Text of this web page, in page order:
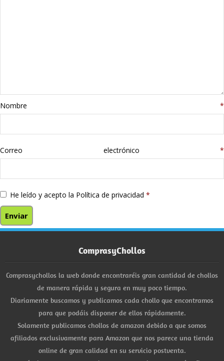
libros
Nombre *
Correo electrónico *
He leído y acepto la Política de privacidad *
ComprasyChollos
Comprasychollos la web donde encontraréis gran cantidad de chollos
de manera rápida y segura en muy poco tiempo.
Diariamente buscamos y publicamos cada chollo que encontramos
para que podáis disponer de ellos rápidamente.
Solamente publicamos chollos de amazon debido a que somos
afiliados exclusivamente para Amazon que nos parece una tienda
online de gran calidad en su servicio postventa.